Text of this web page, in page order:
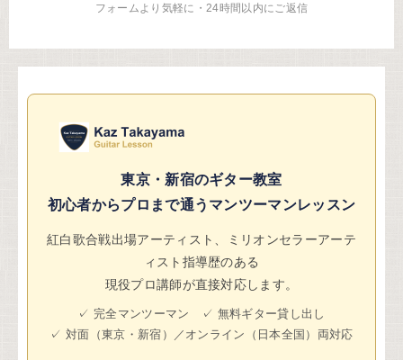
フォームより気軽に・24時間以内にご返信
東京・新宿のギター教室
初心者からプロまで通うマンツーマンレッスン
紅白歌合戦出場アーティスト、ミリオンセラーアーテ
ィスト指導歴のある
現役プロ講師が直接対応します。
✓ 完全マンツーマン ✓ 無料ギター貸し出し
✓ 対面（東京・新宿）／オンライン（日本全国）両対応